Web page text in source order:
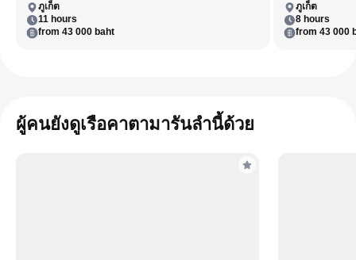
ภูเก็ต
11 hours
from 43 000 baht
ภูเก็ต
8 hours
from 43 000
ผู้คนยังดูเรือคาตามารันลำนี้ด้วย